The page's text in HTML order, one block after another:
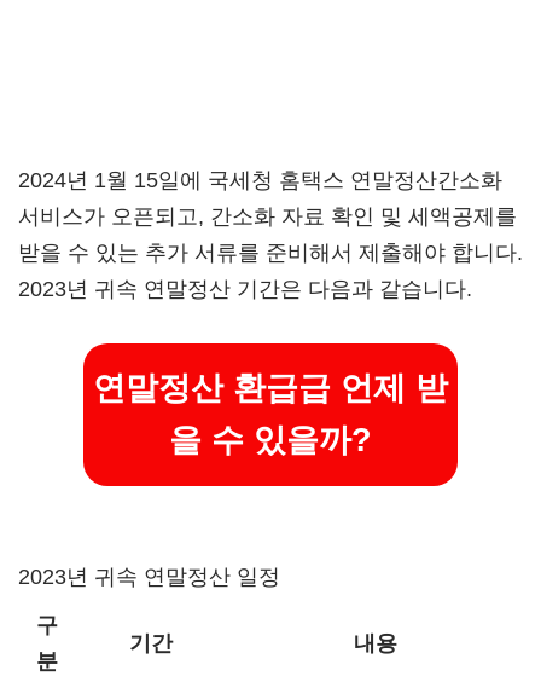
2024년 1월 15일에 국세청 홈택스 연말정산간소화
서비스가 오픈되고, 간소화 자료 확인 및 세액공제를
받을 수 있는 추가 서류를 준비해서 제출해야 합니다.
2023년 귀속 연말정산 기간은 다음과 같습니다.
연말정산 환급급 언제 받
을 수 있을까?
2023년 귀속 연말정산 일정
구
분
기간 내용